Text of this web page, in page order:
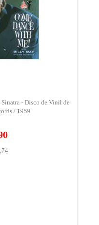
- Disco de Vinil de
/ 1959